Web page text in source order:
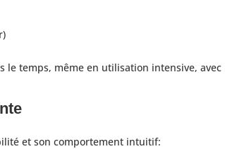
temps, même en utilisation intensive, avec
et son comportement intuitif: